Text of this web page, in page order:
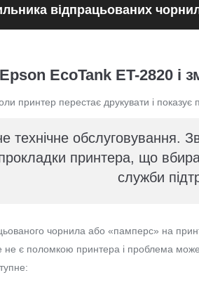
відпрацьованих
EcoTank ET-2820 і
принтер перестає друкувати і показує
технічне обслуговування.
принтера, що
служби
чорнила або «памперс» на
не є поломкою принтера і проблема